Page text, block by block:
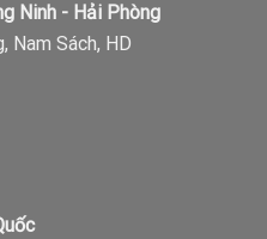
Ninh - Hải Phòng
Nam Sách, HD